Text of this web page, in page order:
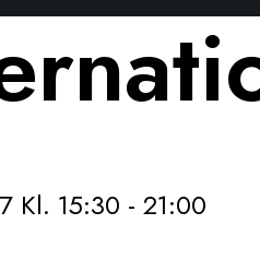
Kl. 15:30 - 21:00